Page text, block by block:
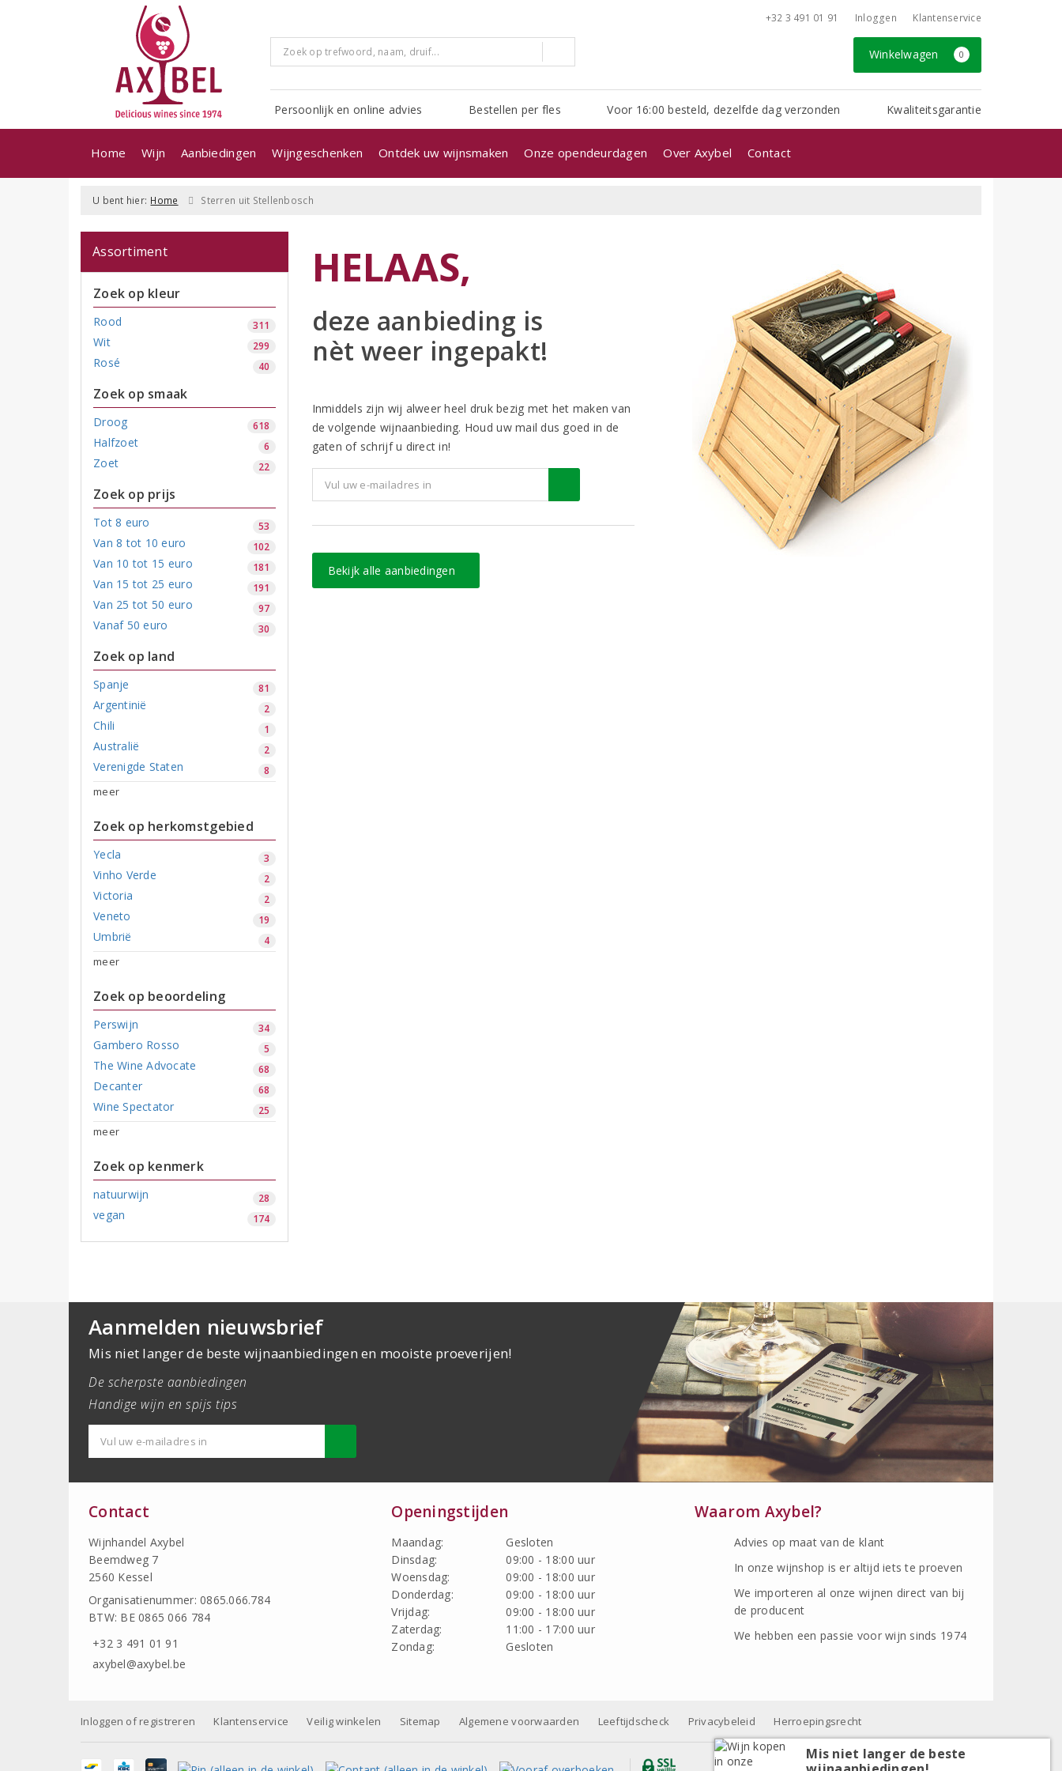
+32 3 491 01 91 Inloggen Klantenservice
Winkelwagen 0
Persoonlijk en online advies Bestellen per fles Voor 16:00 besteld, dezelfde dag verzonden Kwaliteitsgarantie
Home Wijn Aanbiedingen Wijngeschenken Ontdek uw wijnsmaken Onze opendeurdagen Over Axybel Contact
U bent hier: Home Sterren uit Stellenbosch
Assortiment
Zoek op kleur
Rood 311
Wit 299
Rosé 40
Zoek op smaak
Droog 618
Halfzoet 6
Zoet 22
Zoek op prijs
Tot 8 euro 53
Van 8 tot 10 euro 102
Van 10 tot 15 euro 181
Van 15 tot 25 euro 191
Van 25 tot 50 euro 97
Vanaf 50 euro 30
Zoek op land
Spanje 81
Argentinië 2
Chili 1
Australië 2
Verenigde Staten 8
meer
Zoek op herkomstgebied
Yecla 3
Vinho Verde 2
Victoria 2
Veneto 19
Umbrië 4
meer
Zoek op beoordeling
Perswijn 34
Gambero Rosso 5
The Wine Advocate 68
Decanter 68
Wine Spectator 25
meer
Zoek op kenmerk
natuurwijn 28
vegan 174
HELAAS,
deze aanbieding is
nèt weer ingepakt!
Inmiddels zijn wij alweer heel druk bezig met het maken van
de volgende wijnaanbieding. Houd uw mail dus goed in de
gaten of schrijf u direct in!
Bekijk alle aanbiedingen
Aanmelden nieuwsbrief
Mis niet langer de beste wijnaanbiedingen en mooiste proeverijen!
De scherpste aanbiedingen
Handige wijn en spijs tips
Contact
Wijnhandel Axybel
Beemdweg 7
2560 Kessel
Organisatienummer: 0865.066.784
BTW: BE 0865 066 784
+32 3 491 01 91
axybel@axybel.be
Openingstijden
Maandag:
Gesloten
Dinsdag:
09:00 - 18:00 uur
Woensdag:
09:00 - 18:00 uur
Donderdag:
09:00 - 18:00 uur
Vrijdag:
09:00 - 18:00 uur
Zaterdag:
11:00 - 17:00 uur
Zondag:
Gesloten
Waarom Axybel?
Advies op maat van de klant
In onze wijnshop is er altijd iets te proeven
We importeren al onze wijnen direct van bij
de producent
We hebben een passie voor wijn sinds 1974
Inloggen of registreren Klantenservice Veilig winkelen Sitemap Algemene voorwaarden Leeftijdscheck Privacybeleid Herroepingsrecht
Mis niet langer de beste